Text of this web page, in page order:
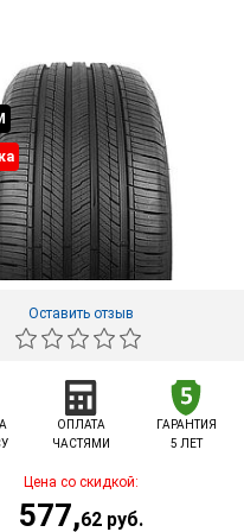
Оставить отзыв
ОПЛАТА
ЧАСТЯМИ
ГАРАНТИЯ
5 ЛЕТ
Цена со скидкой:
577,62руб.